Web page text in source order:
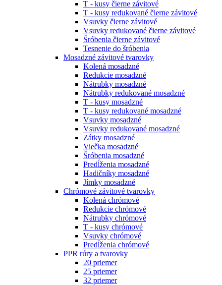
T - kusy čierne závitové
T - kusy redukované čierne závitové
Vsuvky čierne závitové
Vsuvky redukované čierne závitové
Šróbenia čierne závitové
Tesnenie do šróbenia
Mosadzné závitové tvarovky
Kolená mosadzné
Redukcie mosadzné
Nátrubky mosadzné
Nátrubky redukované mosadzné
T - kusy mosadzné
T - kusy redukované mosadzné
Vsuvky mosadzné
Vsuvky redukované mosadzné
Zátky mosadzné
Viečka mosadzné
Šróbenia mosadzné
Predĺženia mosadzné
Hadičníky mosadzné
Jímky mosadzné
Chrómové závitové tvarovky
Kolená chrómové
Redukcie chrómové
Nátrubky chrómové
T - kusy chrómové
Vsuvky chrómové
Predĺženia chrómové
PPR rúry a tvarovky
20 priemer
25 priemer
32 priemer